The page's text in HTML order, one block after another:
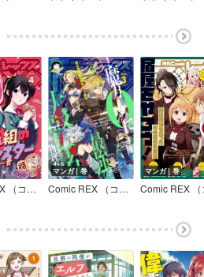
Comic REX （コミック レックス） 2024年4月号
マンガ｜巻
Comic REX （コミック レックス） 2024年3月号
マンガ｜巻